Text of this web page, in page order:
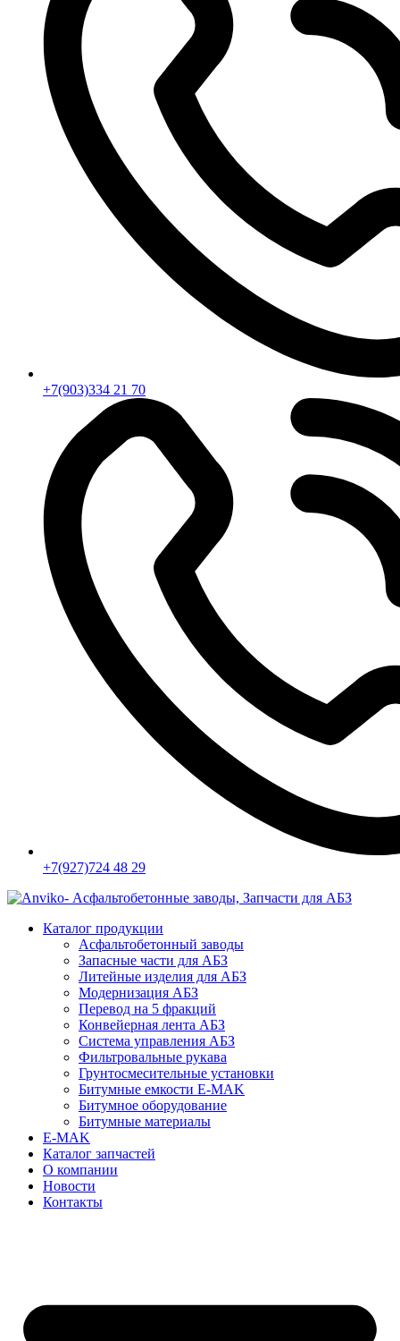
+7(903)334 21 70
+7(927)724 48 29
Каталог продукции
Асфальтобетонный заводы
Запасные части для АБЗ
Литейные изделия для АБЗ
Модернизация АБЗ
Перевод на 5 фракций
Конвейерная лента АБЗ
Система управления АБЗ
Фильтровальные рукава
Грунтосмесительные установки
Битумные емкости E-MAK
Битумное оборудование
Битумные материалы
E-MAK
Каталог запчастей
О компании
Новости
Контакты